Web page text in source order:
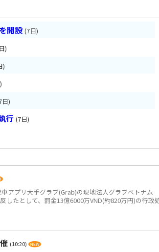
開設 (7日)
)
)
日)
行 (7日)
アプリ大手グラブ(Grab)の現地法人グラブベトナム
したとして、罰金13億6000万VND(約820万円)の行政
(10:20)